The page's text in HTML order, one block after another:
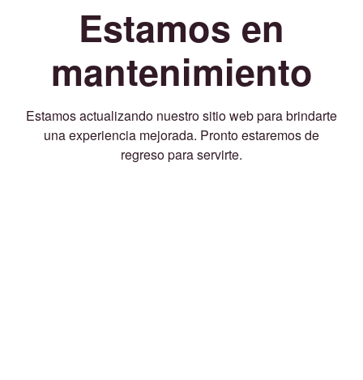
Estamos en
mantenimiento
Estamos actualizando nuestro sitio web para brindarte
una experiencia mejorada. Pronto estaremos de
regreso para servirte.